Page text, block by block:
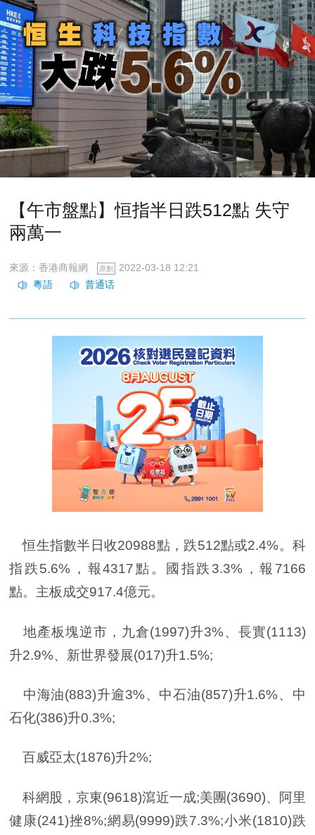
【午市盤點】恒指半日跌512點 失守
兩萬一
來源：香港商報網 原創 2022-03-18 12:21
恒生指數半日收20988點，跌512點或2.4%。科
指跌5.6%，報4317點。國指跌3.3%，報7166
點。主板成交917.4億元。
地產板塊逆市，九倉(1997)升3%、長實(1113)
升2.9%、新世界發展(017)升1.5%;
中海油(883)升逾3%、中石油(857)升1.6%、中
石化(386)升0.3%;
百威亞太(1876)升2%;
科網股，京東(9618)瀉近一成;美團(3690)、阿里
健康(241)挫8%;網易(9999)跌7.3%;小米(1810)跌